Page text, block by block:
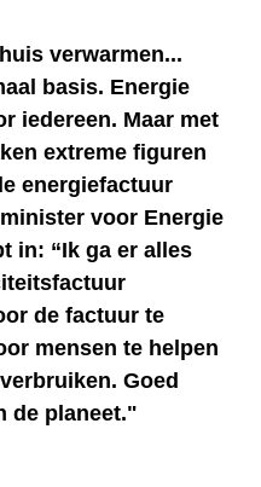
verwarmen...
basis. Energie
iedereen. Maar met
extreme figuren
energiefactuur
voor Energie
in: “Ik ga er alles
de factuur te
mensen te helpen
Goed
de planeet."